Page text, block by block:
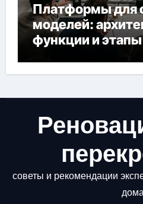
Платформы для
моделей:
функции и
советы и рекомендации